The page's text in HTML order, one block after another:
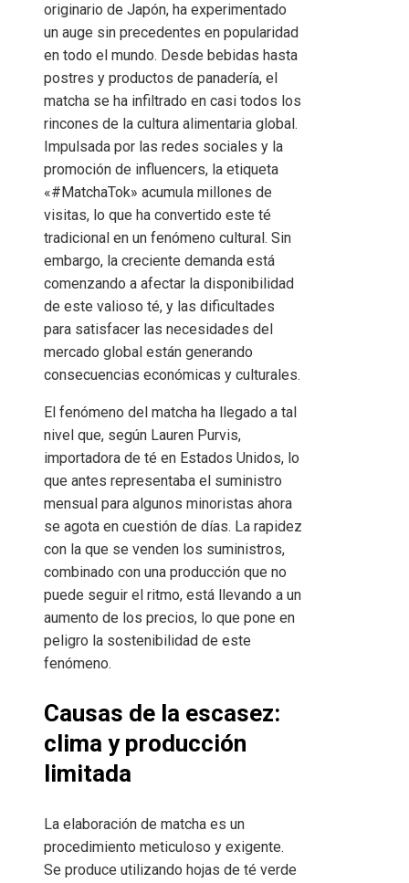
originario de Japón, ha experimentado
un auge sin precedentes en popularidad
en todo el mundo. Desde bebidas hasta
postres y productos de panadería, el
matcha se ha infiltrado en casi todos los
rincones de la cultura alimentaria global.
Impulsada por las redes sociales y la
promoción de influencers, la etiqueta
«#MatchaTok» acumula millones de
visitas, lo que ha convertido este té
tradicional en un fenómeno cultural. Sin
embargo, la creciente demanda está
comenzando a afectar la disponibilidad
de este valioso té, y las dificultades
para satisfacer las necesidades del
mercado global están generando
consecuencias económicas y culturales.
El fenómeno del matcha ha llegado a tal
nivel que, según Lauren Purvis,
importadora de té en Estados Unidos, lo
que antes representaba el suministro
mensual para algunos minoristas ahora
se agota en cuestión de días. La rapidez
con la que se venden los suministros,
combinado con una producción que no
puede seguir el ritmo, está llevando a un
aumento de los precios, lo que pone en
peligro la sostenibilidad de este
fenómeno.
Causas de la escasez:
clima y producción
limitada
La elaboración de matcha es un
procedimiento meticuloso y exigente.
Se produce utilizando hojas de té verde